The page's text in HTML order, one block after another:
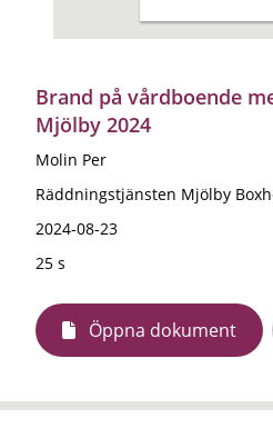
Brand på vårdboende
Mjölby 2024
Molin Per
Räddningstjänsten Mjölby
2024-08-23
25 s
Öppna dokument